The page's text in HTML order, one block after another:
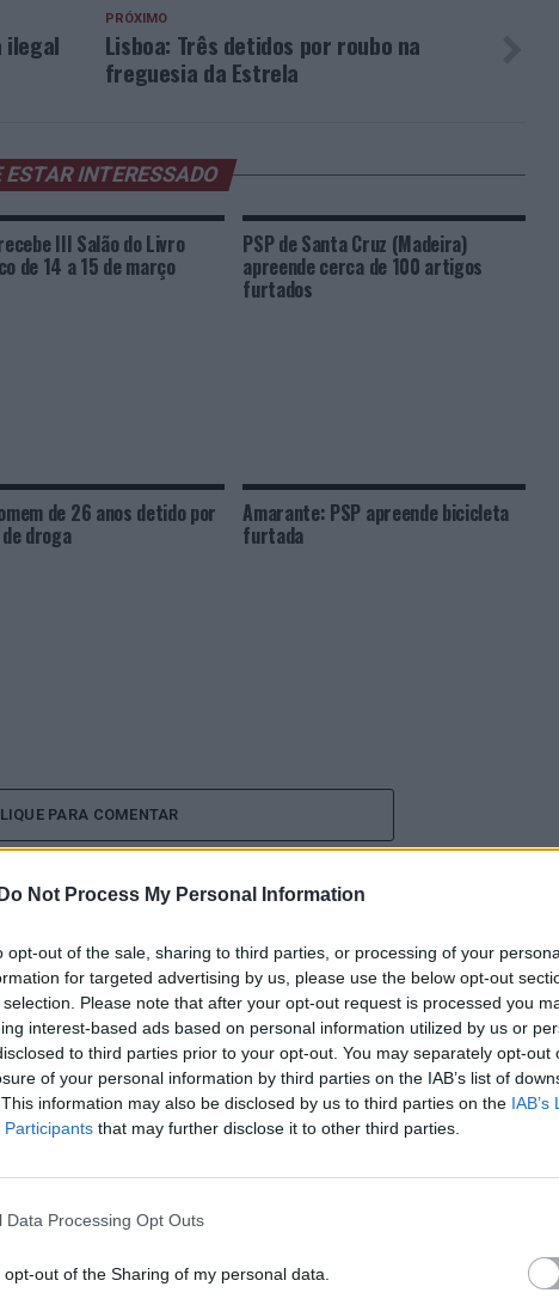
Do Not Process My Personal Information
opt-out of the sale, sharing to third parties, or processing of your
for targeted advertising by us, please use the below opt-out
Please note that after your opt-out request is processed you
interest-based ads based on personal information utilized by us or
to third parties prior to your opt-out. You may separately opt-out
of your personal information by third parties on the IAB’s list of
information may also be disclosed by us to third parties on the IAB’s
Participants that may further disclose it to other third parties.
Data Processing Opt Outs
opt-out of the Sharing of my personal data.
PRÓXIMO
Lisboa: Três detidos por roubo na
freguesia da Estrela
ilegal
ESTAR INTERESSADO
III Salão do Livro
de 14 a 15 de março
PSP de Santa Cruz (Madeira)
apreende cerca de 100 artigos
furtados
de 26 anos detido por
droga
Amarante: PSP apreende bicicleta
furtada
PARA COMENTAR
2026” regressou ao
do francês Luca Van